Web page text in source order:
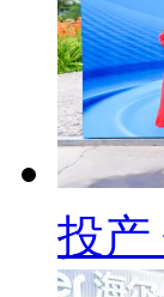
投产